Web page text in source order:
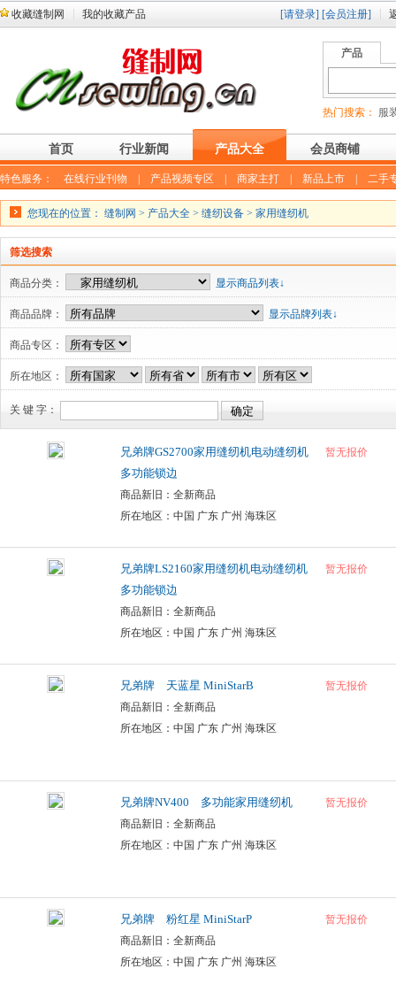
收藏缝制网 我的收藏产品 [请登录] [会员注册]
产品
热门搜索： 服
首页 行业新闻 产品大全 会员商铺
特色服务： 在线行业刊物 产品视频专区 商家主打 新品上市 二手
您现在的位置： 缝制网 > 产品大全 > 缝纫设备 > 家用缝纫机
筛选搜索
商品分类： 显示商品列表↓
商品品牌： 显示品牌列表↓
商品专区：
所在地区：
关 键 字：
兄弟牌GS2700家用缝纫机电动缝纫机
多功能锁边
商品新旧：全新商品
所在地区：中国 广东 广州 海珠区
暂无报价
兄弟牌LS2160家用缝纫机电动缝纫机
多功能锁边
商品新旧：全新商品
所在地区：中国 广东 广州 海珠区
暂无报价
兄弟牌 天蓝星 MiniStarB
商品新旧：全新商品
所在地区：中国 广东 广州 海珠区
暂无报价
兄弟牌NV400 多功能家用缝纫机
商品新旧：全新商品
所在地区：中国 广东 广州 海珠区
暂无报价
兄弟牌 粉红星 MiniStarP
商品新旧：全新商品
所在地区：中国 广东 广州 海珠区
暂无报价